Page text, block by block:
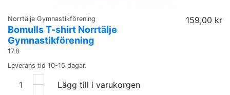
Norrtälje Gymnastikförening
Bomulls T-shirt Norrtälje
Gymnastikförening
17.8
159,00 kr
Leverans tid 10-15 dagar.
Lägg till i varukorgen